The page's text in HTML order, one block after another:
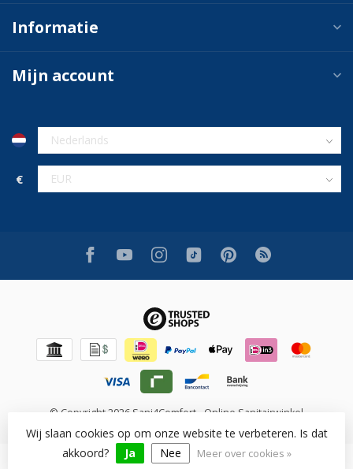
Informatie
Mijn account
€
© Copyright 2026 Sani4Comfort - Online Sanitairwinkel
Beoordeling op [review_system] voor [shop_name]: [rating]/10
Wij slaan cookies op om onze website te verbeteren. Is dat
akkoord?
Ja Nee Meer over cookies »